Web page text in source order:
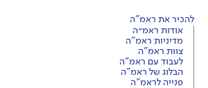
להכיר את ראמ"ה
אודות ראמ״ה
מדיניות ראמ"ה
צוות ראמ"ה
לעבוד עם ראמ"ה
הבלוג של ראמ"ה
פנייה לראמ"ה